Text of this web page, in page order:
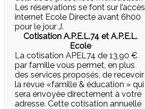
Les réservations se font sur l’accès
internet Ecole Directe avant 6h00
pour le jour J.
Cotisation A.P.E.L.74 et A.P.E.L.
Ecole
La cotisation APEL74 de 13,90 €
par famille vous permet, en plus
des services proposés, de recevoir
la revue «famille & éducation » qui
sera envoyée directement à votre
adresse. Cette cotisation annuelle